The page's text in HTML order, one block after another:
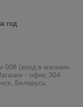
год
008 (вход в магазин
- офис 304
Беларусь